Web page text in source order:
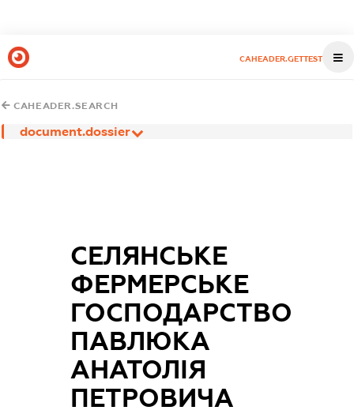
CAHEADER.GETTEST
CAHEADER.SEARCH
document.dossier
СЕЛЯНСЬКЕ
ФЕРМЕРСЬКЕ
ГОСПОДАРСТВО
ПАВЛЮКА
АНАТОЛІЯ
ПЕТРОВИЧА